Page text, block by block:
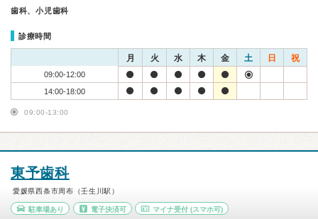
歯科、小児歯科
診療時間
月 火 水 木 金 土 日 祝
09:00-12:00
14:00-18:00
09:00-13:00
東予歯科
愛媛県西条市周布（壬生川駅）
駐車場あり 電子決済可 マイナ受付 (スマホ可)